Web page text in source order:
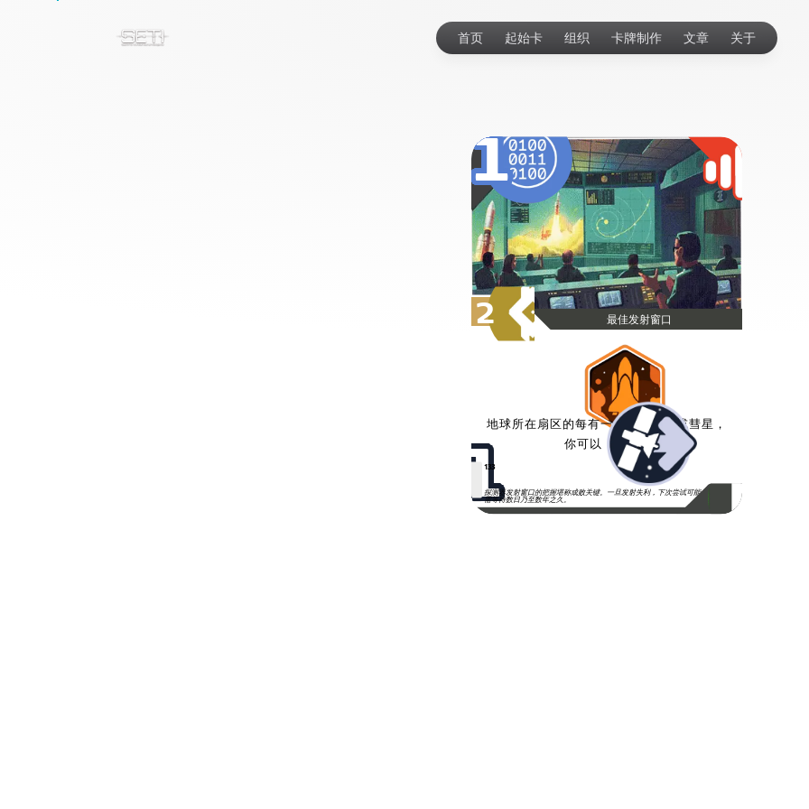
首页 起始卡 组织 卡牌制作 文章 关于
1
最佳发射窗口
2
地球所在扇区的每有一个其他行星或彗星，
你可以
1 。
133
探测器发射窗口的把握堪称成败关键。一旦发射失利，下次尝试可能
需等待数日乃至数年之久。